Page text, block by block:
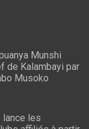
Munshi
de Kalambayi par
Musoko
lance les